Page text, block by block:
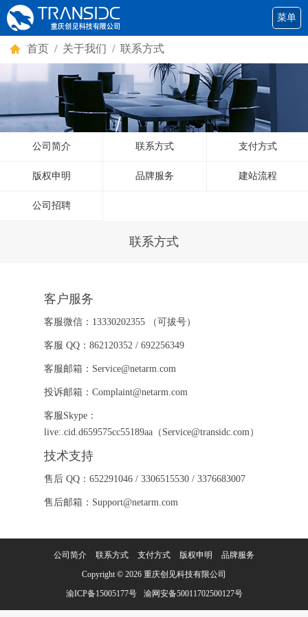
菜单
首页 / 关于我们 / 联系方式
公司简介 联系方式 支付方式
版权申明 品牌服务 建站流程
公司招聘
联系方式
客户服务
客服微信：13330202355 （可拔号）
客服 QQ：862120352 / 692256349
客服邮箱：Service@netarm.com
投诉邮箱：Complaint@netarm.com
客服Skype：
live:.cid.d659575cc55189aa（Service@transidc.com）
技术支持
售后 QQ：652291046 / 3306515530 / 3376683007
售后邮箱：Support@netarm.com
公司简介 联系方式 支付方式 版权申明
品牌服务
Copyright © 2026 重庆创见科技有限公司
渝ICP备15005177号
渝网安备50011702500127号